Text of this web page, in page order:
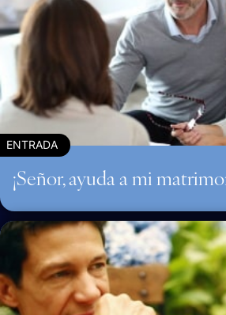
ENTRADA
¡Señor, ayuda a mi